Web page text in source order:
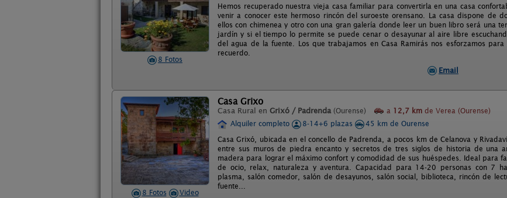
8 Fotos
Hemos recuperado nuestra vieja casa familiar para convertirla en una casa
venir a conocer este hermoso rincón del suroeste orensano. La casa dispone de
ellos con chimenea y otro con una gran galería donde leer un buen libro será una
jardín y si el tiempo lo permite se puede cenar o desayunar al aire libre
del agua de la fuente. Los que trabajamos en Casa Ramirás nos esforzamos
recuerdo.
Email
8 Fotos Video
Casa Grixo
Casa Rural en Grixó / Padrenda (Ourense) a 12,7 km de Verea (Ourense)
Alquiler completo
8-14+6 plazas
45 km de Ourense
Casa Grixó, ubicada en el concello de Padrenda, a pocos km de Celanova y
entre sus muros de piedra encanto y secretos de tres siglos de historia de una
madera para lograr el máximo confort y comodidad de sus huéspedes. Ideal para
de ocio, relax, naturaleza y aventura. Capacidad para 14-20 personas con 7
plasma, salón comedor, salón de desayunos, salón social, biblioteca, rincón de
fuente...